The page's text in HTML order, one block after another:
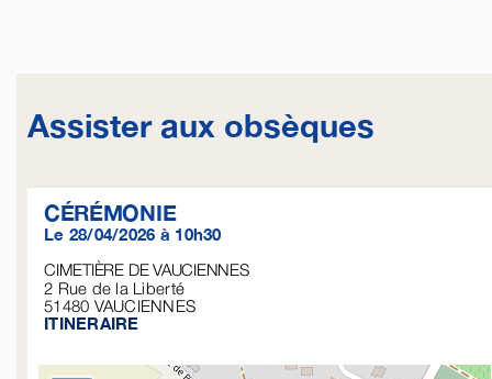
Assister aux obsèques
CÉRÉMONIE
Le 28/04/2026 à 10h30
CIMETIÈRE DE VAUCIENNES
2 Rue de la Liberté
51480 VAUCIENNES
ITINERAIRE